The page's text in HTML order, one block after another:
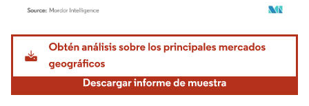
Imagen © Mordor Intelligence. El uso requiere atribución según CC BY 4.0.